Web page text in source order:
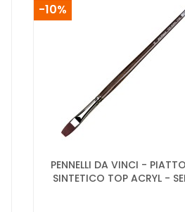
PENNELLI DA VINCI -
SINTETICO TOP ACRYL -
-10%